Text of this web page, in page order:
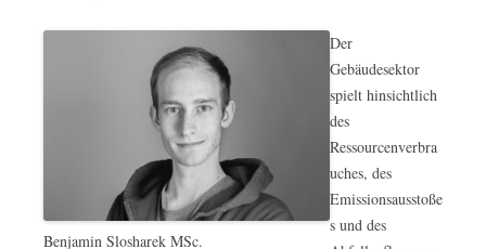
Benjamin Slosharek MSc.
Der
Gebäudesektor
spielt hinsichtlich
des
Ressourcenverbra
uches, des
Emissionsausstoße
s und des